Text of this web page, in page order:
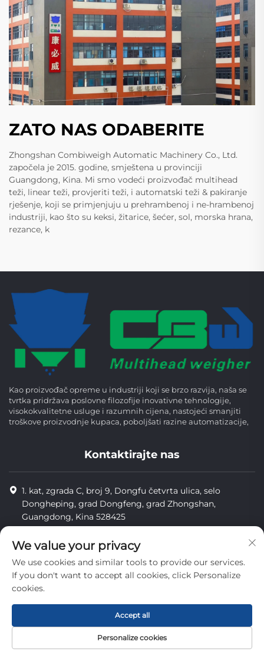
ZATO NAS ODABERITE
Zhongshan Combiweigh Automatic Machinery Co., Ltd.
započela je 2015. godine, smještena u provinciji
Guangdong, Kina. Mi smo vodeći proizvođač multihead
teži, linear teži, provjeriti teži, i automatski teži & pakiranje
rješenje, koji se primjenjuju u prehrambenoj i ne-hrambenoj
industriji, kao što su keksi, žitarice, šećer, sol, morska hrana,
rezance, k
Kao proizvođač opreme u industriji koji se brzo razvija, naša se
tvrtka pridržava poslovne filozofije inovativne tehnologije,
visokokvalitetne usluge i razumnih cijena, nastojeći smanjiti
troškove proizvodnje kupaca, poboljšati razine automatizacije,
Kontaktirajte nas
1. kat, zgrada C, broj 9, Dongfu četvrta ulica, selo
Dongheping, grad Dongfeng, grad Zhongshan,
Guangdong, Kina 528425
[email protected]
Ltd. Sva prava su rezervirana.
privatnost
We value your privacy
We use cookies and similar tools to provide our services.
If you don't want to accept all cookies, click Personalize
cookies.
Personalize cookies
Accept all